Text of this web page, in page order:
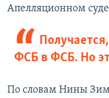
Апелляционном
ФСБ в ФСБ. Но
По словам Нины